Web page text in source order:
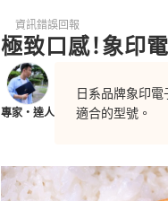
資訊錯誤回報
極致口感！象印
專家・達人
日系品牌象印電
適合的型號。